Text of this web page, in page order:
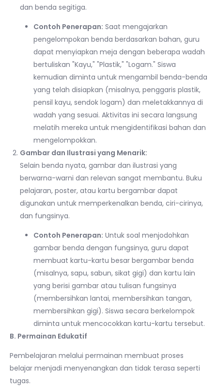
dan benda segitiga.
Contoh Penerapan: Saat mengajarkan
pengelompokan benda berdasarkan bahan, guru
dapat menyiapkan meja dengan beberapa wadah
bertuliskan "Kayu," "Plastik," "Logam." Siswa
kemudian diminta untuk mengambil benda-benda
yang telah disiapkan (misalnya, penggaris plastik,
pensil kayu, sendok logam) dan meletakkannya di
wadah yang sesuai. Aktivitas ini secara langsung
melatih mereka untuk mengidentifikasi bahan dan
mengelompokkan.
Gambar dan Ilustrasi yang Menarik:
Selain benda nyata, gambar dan ilustrasi yang
berwarna-warni dan relevan sangat membantu. Buku
pelajaran, poster, atau kartu bergambar dapat
digunakan untuk memperkenalkan benda, ciri-cirinya,
dan fungsinya.
Contoh Penerapan: Untuk soal menjodohkan
gambar benda dengan fungsinya, guru dapat
membuat kartu-kartu besar bergambar benda
(misalnya, sapu, sabun, sikat gigi) dan kartu lain
yang berisi gambar atau tulisan fungsinya
(membersihkan lantai, membersihkan tangan,
membersihkan gigi). Siswa secara berkelompok
diminta untuk mencocokkan kartu-kartu tersebut.
B. Permainan Edukatif
Pembelajaran melalui permainan membuat proses
belajar menjadi menyenangkan dan tidak terasa seperti
tugas.